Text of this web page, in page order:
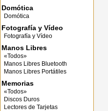
Domótica
Domótica
Fotografía y Vídeo
Fotografía y Vídeo
Manos Libres
«Todos»
Manos Libres Bluetooth
Manos Libres Portátiles
Memorias
«Todos»
Discos Duros
Lectores de Tarjetas